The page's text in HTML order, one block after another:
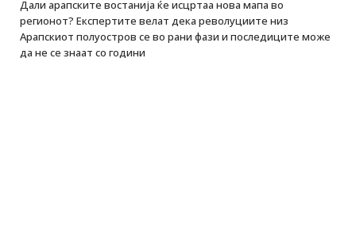
Дали арапските востанија ќе исцртаа нова мапа во
регионот? Експертите велат дека револуциите низ
Арапскиот полуостров се во рани фази и последиците може
да не се знаат со години